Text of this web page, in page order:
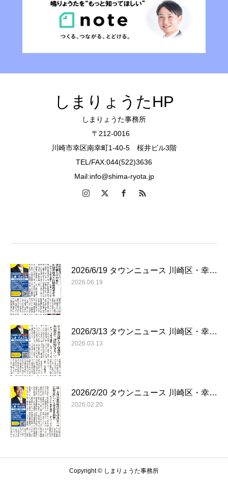
しまりょうたHP
しまりょうた事務所
〒212-0016
川崎市幸区南幸町1-40-5 桜井ビル3階
TEL/FAX:044(522)3636
Mail:info@shima-ryota.jp
2026/6/19 タウンニュース 川崎区・幸…
2026.06.19
2026/3/13 タウンニュース 川崎区・幸…
2026.03.13
2026/2/20 タウンニュース 川崎区・幸…
2026.02.20
Copyright © しまりょうた事務所